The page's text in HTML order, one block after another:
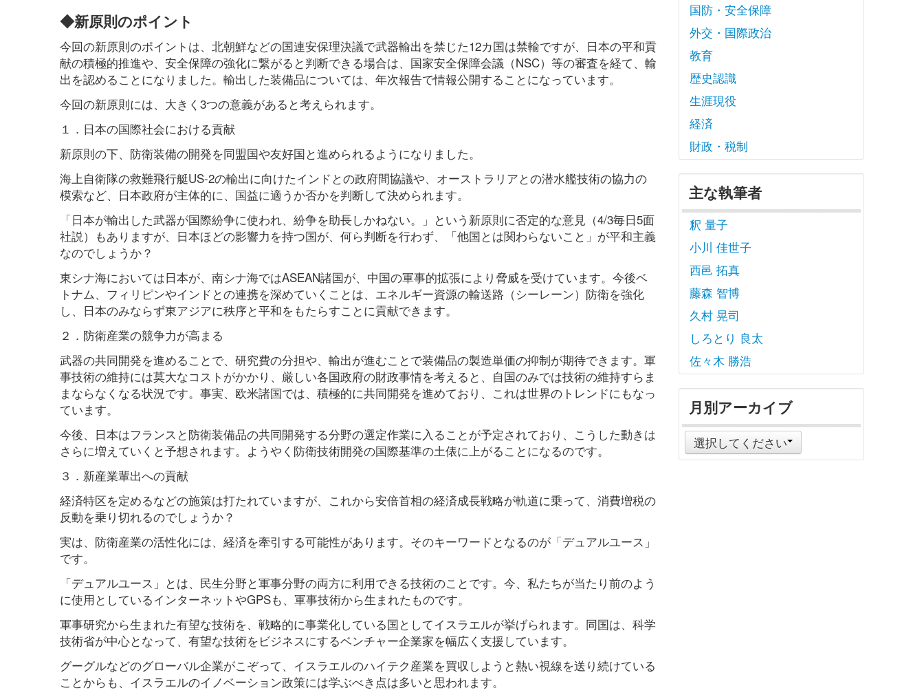
◆新原則のポイント
今回の新原則のポイントは、北朝鮮などの国連安保理決議で武器輸出を禁じた12カ国は禁輸ですが、日本の平和貢
献の積極的推進や、安全保障の強化に繋がると判断できる場合は、国家安全保障会議（NSC）等の審査を経て、輸
出を認めることになりました。輸出した装備品については、年次報告で情報公開することになっています。
今回の新原則には、大きく3つの意義があると考えられます。
１．日本の国際社会における貢献
新原則の下、防衛装備の開発を同盟国や友好国と進められるようになりました。
海上自衛隊の救難飛行艇US-2の輸出に向けたインドとの政府間協議や、オーストラリアとの潜水艦技術の協力の
模索など、日本政府が主体的に、国益に適うか否かを判断して決められます。
「日本が輸出した武器が国際紛争に使われ、紛争を助長しかねない。」という新原則に否定的な意見（4/3毎日5面
社説）もありますが、日本ほどの影響力を持つ国が、何ら判断を行わず、「他国とは関わらないこと」が平和主義
なのでしょうか？
東シナ海においては日本が、南シナ海ではASEAN諸国が、中国の軍事的拡張により脅威を受けています。今後ベ
トナム、フィリピンやインドとの連携を深めていくことは、エネルギー資源の輸送路（シーレーン）防衛を強化
し、日本のみならず東アジアに秩序と平和をもたらすことに貢献できます。
２．防衛産業の競争力が高まる
武器の共同開発を進めることで、研究費の分担や、輸出が進むことで装備品の製造単価の抑制が期待できます。軍
事技術の維持には莫大なコストがかかり、厳しい各国政府の財政事情を考えると、自国のみでは技術の維持すらま
まならなくなる状況です。事実、欧米諸国では、積極的に共同開発を進めており、これは世界のトレンドにもなっ
ています。
今後、日本はフランスと防衛装備品の共同開発する分野の選定作業に入ることが予定されており、こうした動きは
さらに増えていくと予想されます。ようやく防衛技術開発の国際基準の土俵に上がることになるのです。
３．新産業輩出への貢献
経済特区を定めるなどの施策は打たれていますが、これから安倍首相の経済成長戦略が軌道に乗って、消費増税の
反動を乗り切れるのでしょうか？
実は、防衛産業の活性化には、経済を牽引する可能性があります。そのキーワードとなるのが「デュアルユース」
です。
「デュアルユース」とは、民生分野と軍事分野の両方に利用できる技術のことです。今、私たちが当たり前のよう
に使用としているインターネットやGPSも、軍事技術から生まれたものです。
軍事研究から生まれた有望な技術を、戦略的に事業化している国としてイスラエルが挙げられます。同国は、科学
技術省が中心となって、有望な技術をビジネスにするベンチャー企業家を幅広く支援しています。
グーグルなどのグローバル企業がこぞって、イスラエルのハイテク産業を買収しようと熱い視線を送り続けている
ことからも、イスラエルのイノベーション政策には学ぶべき点は多いと思われます。
国防・安全保障
外交・国際政治
教育
歴史認識
生涯現役
経済
財政・税制
主な執筆者
釈 量子
小川 佳世子
西邑 拓真
藤森 智博
久村 晃司
しろとり 良太
佐々木 勝浩
月別アーカイブ
選択してください